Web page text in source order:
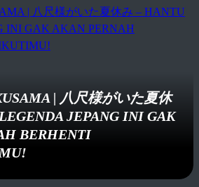
| 八尺様がいた夏休
JEPANG INI GAK
BERHENTI